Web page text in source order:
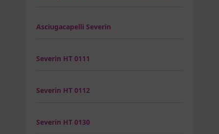
Asciugacapelli Severin
Severin HT 0111
Severin HT 0112
Severin HT 0130